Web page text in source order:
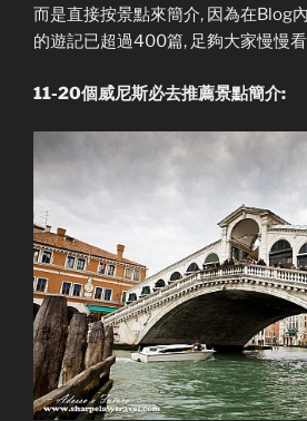
而是直接按景點來簡介, 因為在Blog
的遊記已超過400篇, 足夠大家慢慢看
11-20個威尼斯必去推薦景點簡介: